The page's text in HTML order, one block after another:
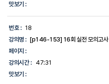
맛보기 :
번호 : 18
강의명 : [p146-153] 16회 실전 모의고사
페이지 :
강의시간 :
47:31
맛보기 :